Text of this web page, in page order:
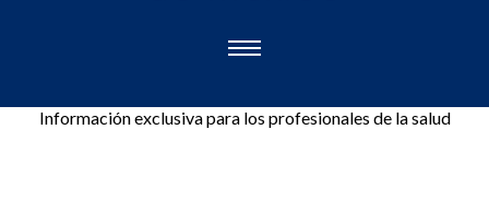
Información exclusiva para los profesionales de la salud